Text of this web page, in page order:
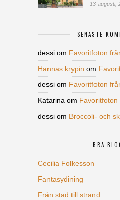
13 augusti,
SENASTE
dessi om Favoritfoton
Hannas krypin om
dessi om Favoritfoton
Katarina om
dessi om Broccoli- och
BRA
Cecilia Folkesson
Fantasydining
Från stad till strand